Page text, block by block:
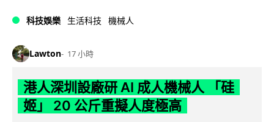
科技娛樂 生活科技 機械人
Lawton 17 小時
港人深圳設廠研 AI 成人機械人 「硅
姬」 20 公斤重擬人度極高